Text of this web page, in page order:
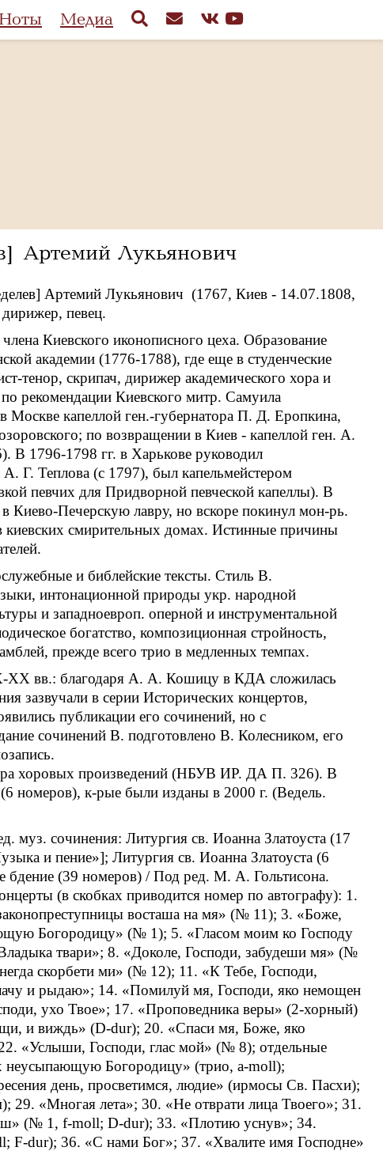
Ноты Медиа
Артемий Лукьянович
Артемий Лукьянович (1767, Киев - 14.07.1808,
певец.
Киевского иконописного цеха. Образование
академии (1776-1788), где еще в студенческие
тенор, скрипач, дирижер академического хора и
рекомендации Киевского митр. Самуила
Москве капеллой ген.-губернатора П. Д. Еропкина,
по возвращении в Киев - капеллой ген. А.
В 1796-1798 гг. в Харькове руководил
Г. Теплова (с 1797), был капельмейстером
певчих для Придворной певческой капеллы). В
Киево-Печерскую лавру, но вскоре покинул мон-рь.
киевских смирительных домах. Истинные причины
и библейские тексты. Стиль В.
интонационной природы укр. народной
и западноевроп. оперной и инструментальной
богатство, композиционная стройность,
прежде всего трио в медленных темпах.
ХХ вв.: благодаря А. А. Кошицу в КДА сложилась
зазвучали в серии Исторических концертов,
публикации его сочинений, но с
сочинений В. подготовлено В. Колесником, его
хоровых произведений (НБУВ ИР. ДА П. 326). В
номеров), к-рые были изданы в 2000 г. (Ведель.
муз. сочинения: Литургия св. Иоанна Златоуста (17
и пение»]; Литургия св. Иоанна Златоуста (6
(39 номеров) / Под ред. М. А. Гольтисона.
(в скобках приводится номер по автографу): 1.
восташа на мя» (№ 11); 3. «Боже,
Богородицу» (№ 1); 5. «Гласом моим ко Господу
твари»; 8. «Доколе, Господи, забудеши мя» (№
скорбети ми» (№ 12); 11. «К Тебе, Господи,
и рыдаю»; 14. «Помилуй мя, Господи, яко немощен
ухо Твое»; 17. «Проповедника веры» (2-хорный)
и виждь» (D-dur); 20. «Спаси мя, Боже, яко
«Услыши, Господи, глас мой» (№ 8); отдельные
неусыпающую Богородицу» (трио, a-moll);
день, просветимся, людие» (ирмосы Св. Пасхи);
29. «Многая лета»; 30. «Не отврати лица Твоего»; 31.
(№ 1, f-moll; D-dur); 33. «Плотию уснув»; 34.
F-dur); 36. «С нами Бог»; 37. «Хвалите имя Господне»